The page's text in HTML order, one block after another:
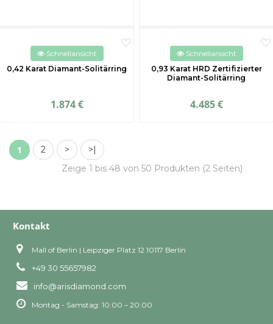
Schnellansicht
0,42 Karat Diamant-Solitärring
1.874 €
Schnellansicht
0,93 Karat HRD Zertifizierter
Diamant-Solitärring
4.485 €
1 2 >
>|
Zeige 1 bis 48 von 50 Produkten (2 Seiten)
Kontakt
Mall of Berlin | Leipziger Platz 12 10117 Berlin
+49 30 55657982
info@arisdiamond.com
Montag - Samstag: 10:00 – 20:00